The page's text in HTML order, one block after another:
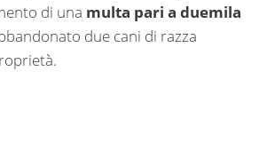
di una multa pari a duemila
due cani di razza